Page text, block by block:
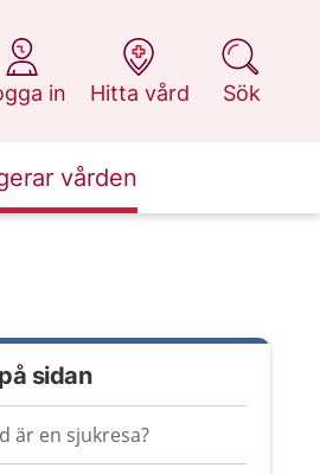
in
1177.se
Hitta vård
på 1177.se
Sök
på 1177.se
vården
sidan
är en sjukresa?